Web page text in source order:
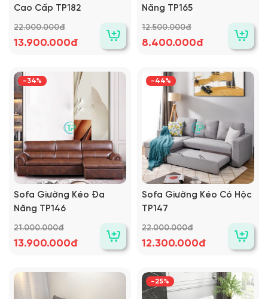
Cao Cấp TP182
22.000.000đ
13.900.000đ
Năng TP165
12.500.000đ
8.400.000đ
Sofa Giường Kéo Đa
Năng TP146
21.000.000đ
-34%
13.900.000đ
Sofa Giường Kéo Có Hộc
TP147
22.000.000đ
-44%
12.300.000đ
-25%